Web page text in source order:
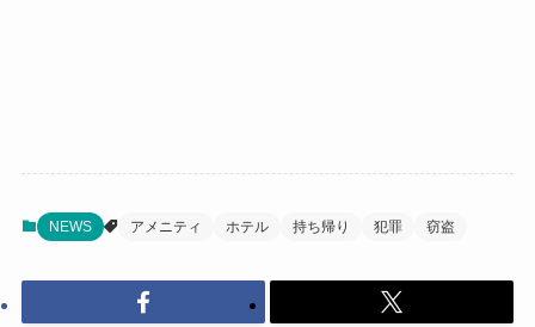
NEWS アメニティ ホテル 持ち帰り 犯罪 窃盗